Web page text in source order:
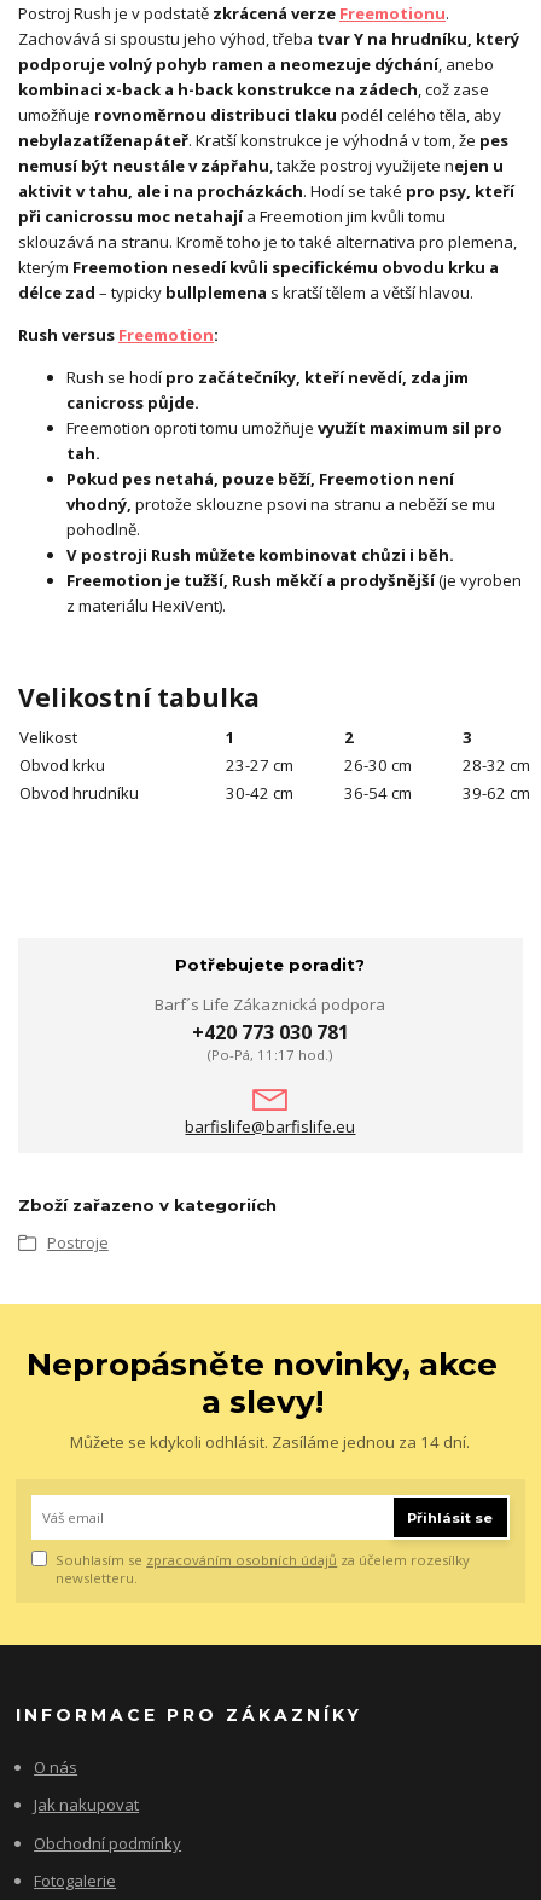
Postroj Rush je v podstatě zkrácená verze Freemotionu.
Zachovává si spoustu jeho výhod, třeba tvar Y na hrudníku, který
podporuje volný pohyb ramen a neomezuje dýchání, anebo
kombinaci x-back a h-back konstrukce na zádech, což zase
umožňuje rovnoměrnou distribuci tlaku podél celého těla, aby
nebylazatíženapáteř. Kratší konstrukce je výhodná v tom, že pes
nemusí být neustále v zápřahu, takže postroj využijete nejen u
aktivit v tahu, ale i na procházkách. Hodí se také pro psy, kteří
při canicrossu moc netahajía Freemotion jim kvůli tomu
sklouzává na stranu. Kromě toho je to také alternativa pro plemena,
kterým Freemotion nesedí kvůli specifickému obvodu krku a
délce zad – typicky bullplemena s kratší tělem a větší hlavou.
Rush versus Freemotion:
Rush se hodí pro začátečníky, kteří nevědí, zda jim
canicross půjde.
Freemotion oproti tomu umožňuje využít maximum sil pro
tah.
Pokud pes netahá, pouze běží, Freemotion není
vhodný, protože sklouzne psovi na stranu a neběží se mu
pohodlně.
V postroji Rush můžete kombinovat chůzi i běh.
Freemotion je tužší, Rush měkčí a prodyšnější(je vyroben
z materiálu HexiVent).
Velikostní tabulka
Velikost 1 2
3
Obvod krku
23-27 cm 26-30 cm
28-32 cm
Obvod hrudníku
30-42 cm 36-54 cm 39-62 cm
Potřebujete poradit?
Barf´s Life Zákaznická podpora
+420 773 030 781
(Po-Pá, 11:17 hod.)
barfislife@barfislife.eu
Zboží zařazeno v kategoriích
Postroje
Nepropásněte novinky, akce
a slevy!
Můžete se kdykoli odhlásit. Zasíláme jednou za 14 dní.
Přihlásit se
Souhlasím se zpracováním osobních údajů za účelem rozesílky
newsletteru.
INFORMACE PRO ZÁKAZNÍKY
O nás
Jak nakupovat
Obchodní podmínky
Fotogalerie